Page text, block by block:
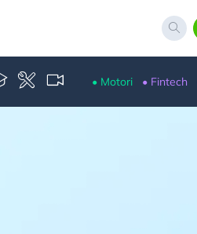
• Motori • Fintech